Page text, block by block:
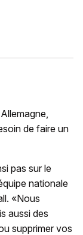
de faire un
pas sur le
nationale
«Nous
aussi des
supprimer vos